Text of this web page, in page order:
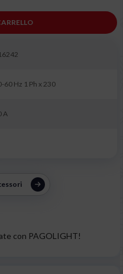
60 Hz 1 Ph x 230
A
con PAGOLIGHT!